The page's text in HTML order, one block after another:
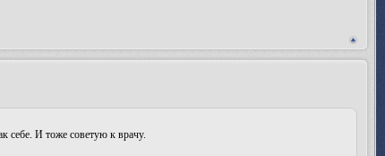
себе. И тоже советую к врачу.